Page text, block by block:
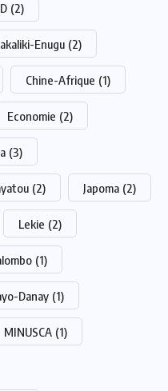
(2)
Enugu (2)
Chine-Afrique (1)
Economie (2)
(3)
(2) Japoma (2)
Lekie (2)
(1)
Danay (1)
MINUSCA (1)